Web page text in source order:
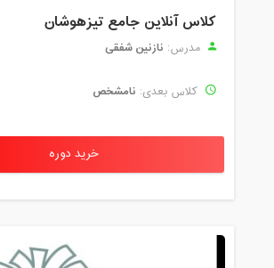
کلاس آنلاین جامع تیزهوشان
مدرس: نازنین شفقی
کلاس بعدی: نامشخص
خرید دوره